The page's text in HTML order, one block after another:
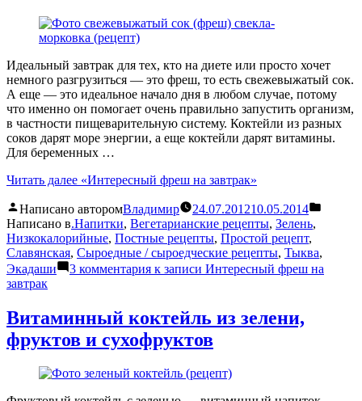
Идеальный завтрак для тех, кто на диете или просто хочет
немного разгрузиться — это фреш, то есть свежевыжатый сок.
А еще — это идеальное начало дня в любом случае, потому
что именно он помогает очень правильно запустить организм,
в частности пищеварительную систему. Коктейли из разных
соков дарят море энергии, а еще коктейли дарят витамины.
Для беременных …
Читать далее «Интересный фреш на завтрак»
Написано авторомВладимир 24.07.201210.05.2014
Написано в.Напитки, Вегетарианские рецепты, Зелень,
Низкокалорийные, Постные рецепты, Простой рецепт,
Славянская, Сыроедные / сыроедческие рецепты, Тыква,
Экадаши
3 комментария к записи Интересный фреш на
завтрак
Витаминный коктейль из зелени,
фруктов и сухофруктов